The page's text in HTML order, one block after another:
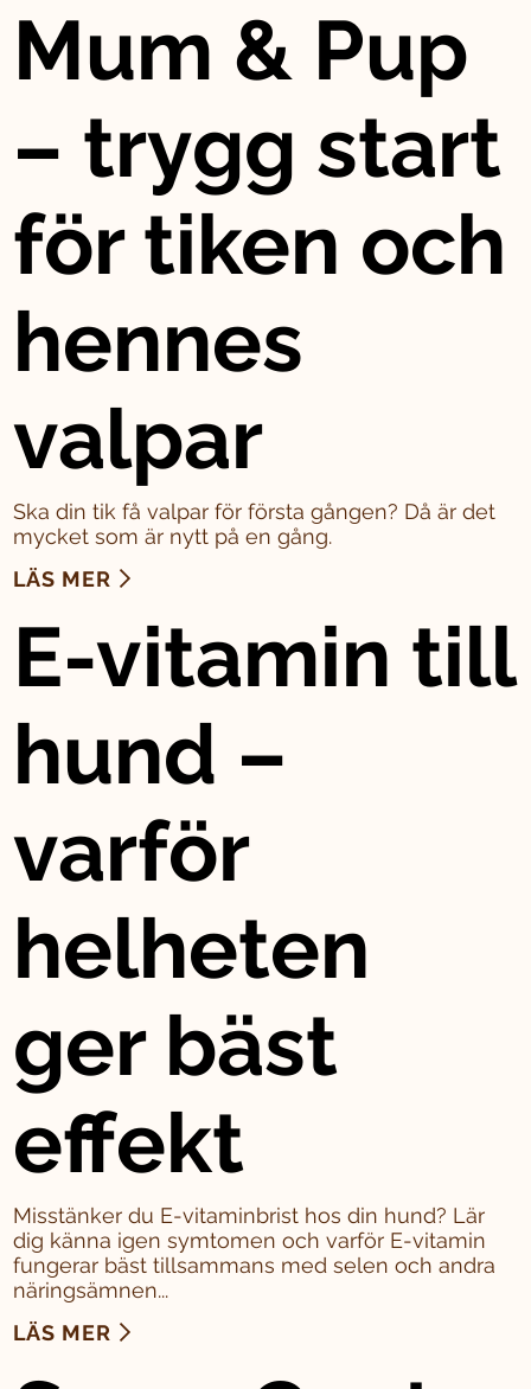
Mum & Pup
– trygg start
för tiken och
hennes
valpar
Ska din tik få valpar för första gången? Då är det
mycket som är nytt på en gång.
LÄS MER
E-vitamin till
hund –
varför
helheten
ger bäst
effekt
Misstänker du E-vitaminbrist hos din hund? Lär
dig känna igen symtomen och varför E-vitamin
fungerar bäst tillsammans med selen och andra
näringsämnen...
LÄS MER